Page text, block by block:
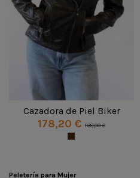
Cazadora de Piel Biker
178,20 € 198,00 €
Peletería para Mujer